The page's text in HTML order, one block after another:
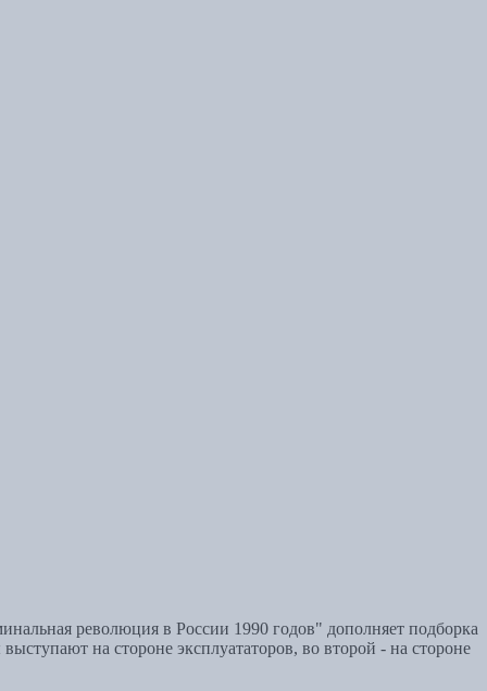
революция в России 1990 годов" дополняет подборка
на стороне эксплуататоров, во второй - на стороне